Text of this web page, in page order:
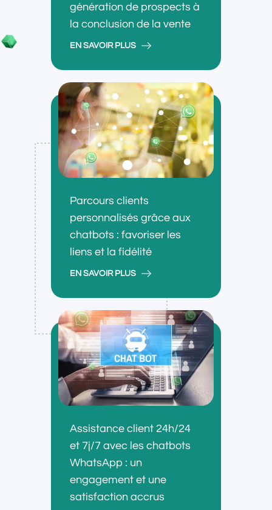
génération de prospects à
la conclusion de la vente
EN SAVOIR PLUS
Parcours clients
personnalisés grâce aux
chatbots : favoriser les
liens et la fidélité
EN SAVOIR PLUS
Assistance client 24h/24
et 7j/7 avec les chatbots
WhatsApp : un
engagement et une
satisfaction accrus